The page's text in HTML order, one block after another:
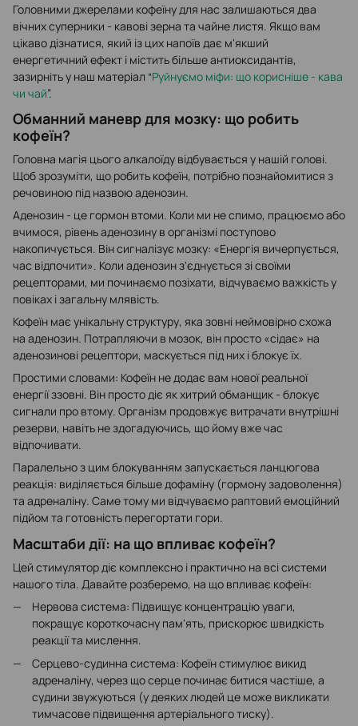
Головними джерелами кофеїну для нас залишаються два
вічних суперники - кавові зерна та чайне листя. Якщо вам
цікаво дізнатися, який із цих напоїв дає м'якший
енергетичний ефект і містить більше антиоксидантів,
зазирніть у наш матеріал “Руйнуємо міфи: що корисніше - кава
чи чай”.
Обманний маневр для мозку: що робить
кофеїн?
Головна магія цього алкалоїду відбувається у нашій голові.
Щоб зрозуміти, що робить кофеїн, потрібно познайомитися з
речовиною під назвою аденозин.
Аденозин - це гормон втоми. Коли ми не спимо, працюємо або
вчимося, рівень аденозину в організмі поступово
накопичується. Він сигналізує мозку: «Енергія вичерпується,
час відпочити». Коли аденозин з'єднується зі своїми
рецепторами, ми починаємо позіхати, відчуваємо важкість у
повіках і загальну млявість.
Кофеїн має унікальну структуру, яка зовні неймовірно схожа
на аденозин. Потрапляючи в мозок, він просто «сідає» на
аденозинові рецептори, маскується під них і блокує їх.
Простими словами: Кофеїн не додає вам нової реальної
енергії ззовні. Він просто діє як хитрий обманщик - блокує
сигнали про втому. Організм продовжує витрачати внутрішні
резерви, навіть не здогадуючись, що йому вже час
відпочивати.
Паралельно з цим блокуванням запускається ланцюгова
реакція: виділяється більше дофаміну (гормону задоволення)
та адреналіну. Саме тому ми відчуваємо раптовий емоційний
підйом та готовність перегортати гори.
Масштаби дії: на що впливає кофеїн?
Цей стимулятор діє комплексно і практично на всі системи
нашого тіла. Давайте розберемо, на що впливає кофеїн:
Нервова система: Підвищує концентрацію уваги,
покращує короткочасну пам'ять, прискорює швидкість
реакції та мислення.
Серцево-судинна система: Кофеїн стимулює викид
адреналіну, через що серце починає битися частіше, а
судини звужуються (у деяких людей це може викликати
тимчасове підвищення артеріального тиску).